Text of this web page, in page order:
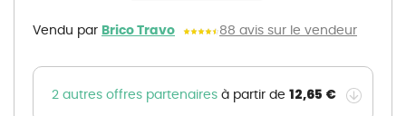
gallery
Vendu par Brico Travo 88 avis sur le vendeur
2 autres offres partenaires à partir de 12,65 €